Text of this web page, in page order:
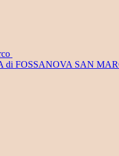
FOSSANOVA SAN